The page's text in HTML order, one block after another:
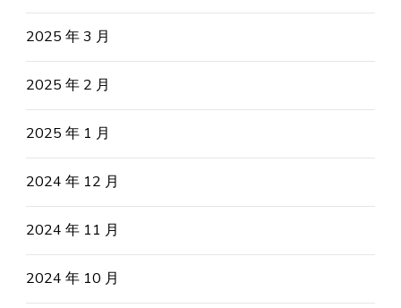
2025 年 3 月
2025 年 2 月
2025 年 1 月
2024 年 12 月
2024 年 11 月
2024 年 10 月